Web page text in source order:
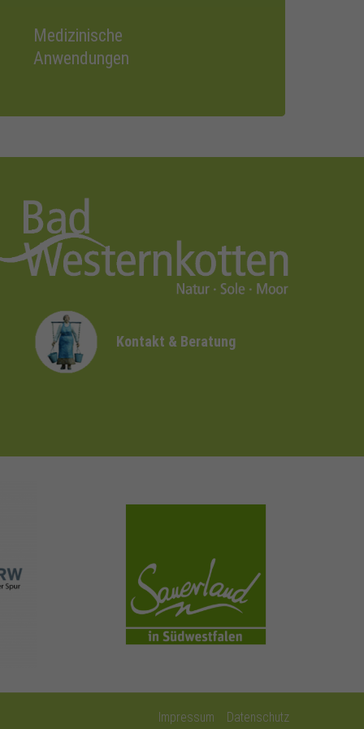
Medizinische
Anwendungen
Kontakt & Beratung
sauerland.com
Impressum Datenschutz